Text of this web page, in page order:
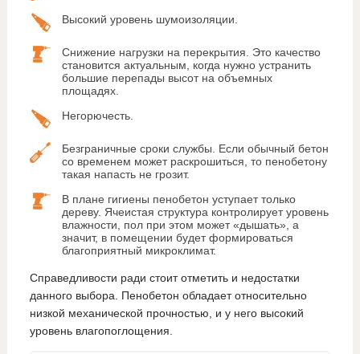
Высокий уровень шумоизоляции.
Снижение нагрузки на перекрытия. Это качество
становится актуальным, когда нужно устранить
большие перепады высот на объемных
площадях.
Негорючесть.
Безграничные сроки службы. Если обычный бетон
со временем может раскрошиться, то пенобетону
такая напасть не грозит.
В плане гигиены пенобетон уступает только
дереву. Ячеистая структура контролирует уровень
влажности, пол при этом может «дышать», а
значит, в помещении будет формироваться
благоприятный микроклимат.
Справедливости ради стоит отметить и недостатки
данного выбора. Пенобетон обладает относительно
низкой механической прочностью, и у него высокий
уровень влагопоглощения.